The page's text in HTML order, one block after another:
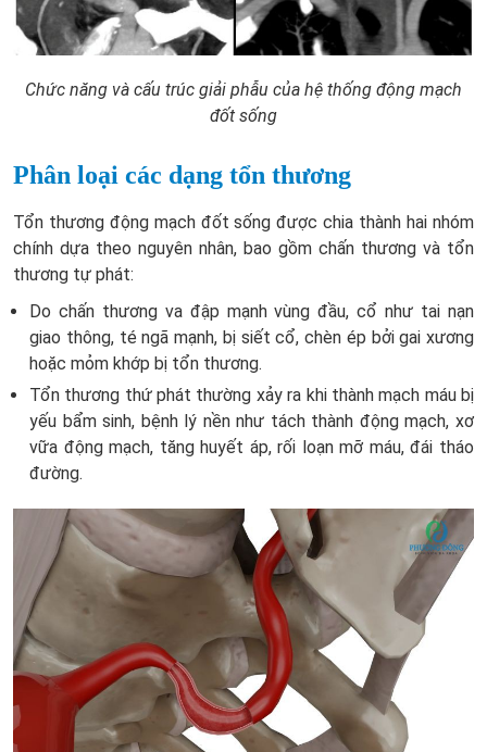
Chức năng và cấu trúc giải phẫu của hệ thống động mạch
đốt sống
Phân loại các dạng tổn thương
Tổn thương động mạch đốt sống được chia thành hai nhóm
chính dựa theo nguyên nhân, bao gồm chấn thương và tổn
thương tự phát:
Do chấn thương va đập mạnh vùng đầu, cổ như tai nạn
giao thông, té ngã mạnh, bị siết cổ, chèn ép bởi gai xương
hoặc mỏm khớp bị tổn thương.
Tổn thương thứ phát thường xảy ra khi thành mạch máu bị
yếu bẩm sinh, bệnh lý nền như tách thành động mạch, xơ
vữa động mạch, tăng huyết áp, rối loạn mỡ máu, đái tháo
đường.